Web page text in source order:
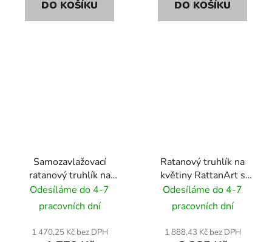
DO KOŠÍKU DO KOŠÍKU
Samozavlažovací
ratanový truhlík na
květiny RattanArt
95x30x43 RD06 hnědý
Odesíláme do 4-7
pracovních dní
1 470,25 Kč bez DPH
Ratanový truhlík na
květiny RattanArt s
podstavcem 46x46x46
RD13 medová
Odesíláme do 4-7
pracovních dní
1 888,43 Kč bez DPH